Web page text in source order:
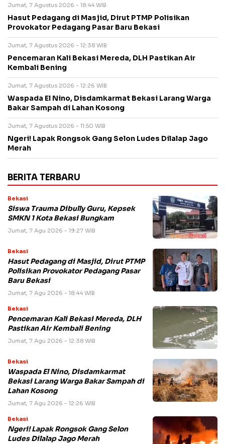
Jumat, 7 Agustus 2026 - 18:44 WIB
Hasut Pedagang di Masjid, Dirut PTMP Polisikan
Provokator Pedagang Pasar Baru Bekasi
Jumat, 7 Agustus 2026 - 12:38 WIB
Pencemaran Kali Bekasi Mereda, DLH Pastikan Air
Kembali Bening
Jumat, 7 Agustus 2026 - 12:26 WIB
Waspada El Nino, Disdamkarmat Bekasi Larang Warga
Bakar Sampah di Lahan Kosong
Jumat, 7 Agustus 2026 - 11:50 WIB
Ngeri! Lapak Rongsok Gang Selon Ludes Dilalap Jago
Merah
BERITA TERBARU
Bekasi
Siswa Trauma Dibully Guru, Kepsek
SMKN 1 Kota Bekasi Bungkam
Jumat, 7 Agu 2026 - 19:27 WIB
Bekasi
Hasut Pedagang di Masjid, Dirut PTMP
Polisikan Provokator Pedagang Pasar
Baru Bekasi
Jumat, 7 Agu 2026 - 18:44 WIB
Bekasi
Pencemaran Kali Bekasi Mereda, DLH
Pastikan Air Kembali Bening
Jumat, 7 Agu 2026 - 12:38 WIB
Bekasi
Waspada El Nino, Disdamkarmat
Bekasi Larang Warga Bakar Sampah di
Lahan Kosong
Jumat, 7 Agu 2026 - 12:26 WIB
Bekasi
Ngeri! Lapak Rongsok Gang Selon
Ludes Dilalap Jago Merah